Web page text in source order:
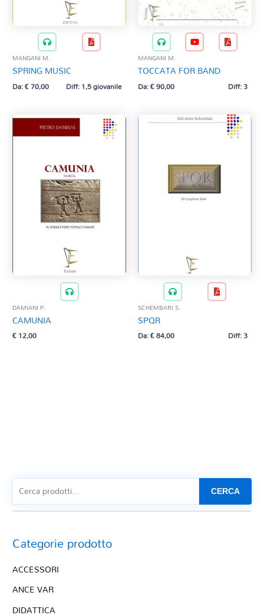
MANGANI M.
SPRING MUSIC
Da:€70,00 Diff: 1,5 giovanile
MANGANI M.
TOCCATA FOR BAND
Da:€90,00 Diff: 3
DAMIANI P.
CAMUNIA
€12,00
SCHEMBARI S.
SPQR
Da:€84,00 Diff: 3
CERCA
Categorie prodotto
ACCESSORI
ANCE VAR
DIDATTICA